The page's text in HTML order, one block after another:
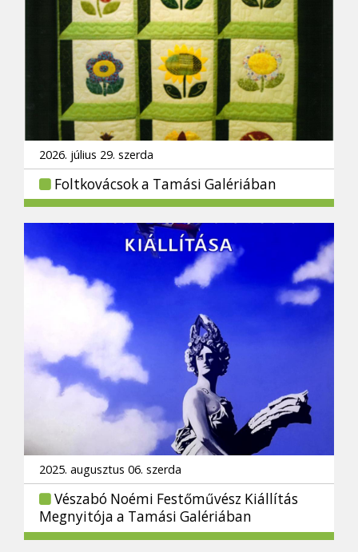
2026. július 29. szerda
Foltkovácsok a Tamási Galériában
2025. augusztus 06. szerda
Vészabó Noémi Festőművész Kiállítás
Megnyitója a Tamási Galériában